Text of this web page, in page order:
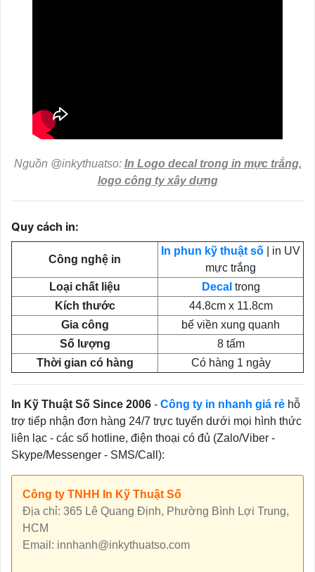
Nguồn @inkythuatso: In Logo decal trong in mực trắng,
logo công ty xây dựng
Quy cách in:
Công nghệ in
In phun kỹ thuật số | in UV
mực trắng
Loại chất liệu
Decal trong
Kích thước
44.8cm x 11.8cm
Gia công
bế viền xung quanh
Số lượng
8 tấm
Thời gian có hàng
Có hàng 1 ngày
In Kỹ Thuật Số Since 2006 - Công ty in nhanh giá rẻ hỗ
trợ tiếp nhận đơn hàng 24/7 trực tuyến dưới mọi hình thức
liên lạc - các số hotline, điện thoại có đủ (Zalo/Viber -
Skype/Messenger - SMS/Call):
Công ty TNHH In Kỹ Thuật Số
Địa chỉ: 365 Lê Quang Định, Phường Bình Lợi Trung,
HCM
Email: innhanh@inkythuatso.com